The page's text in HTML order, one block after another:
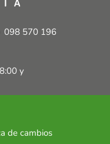
098 570 196
y
de cambios